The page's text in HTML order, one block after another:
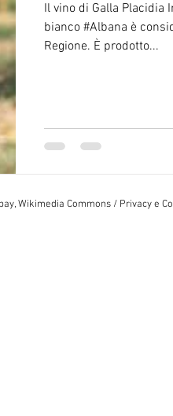
Il vino di Galla Placidia
bianco #Albana è
Regione. È prodotto...
Wikimedia Commons / Privacy e